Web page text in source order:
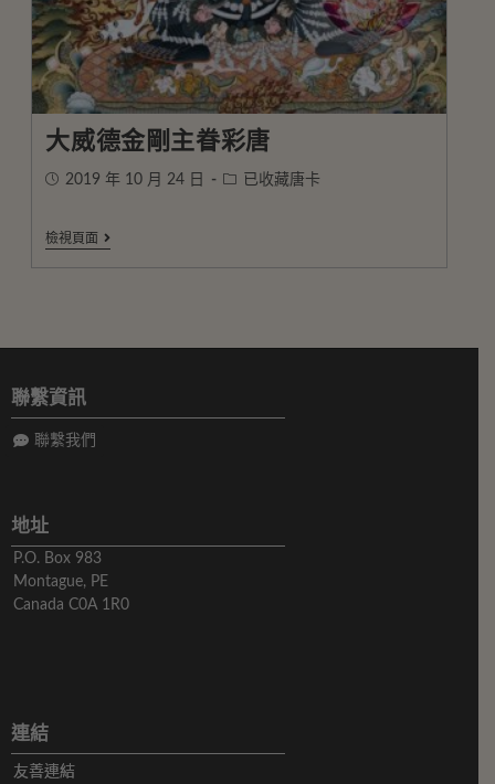
大威德金剛主眷彩唐
2019 年 10 月 24 日 已收藏唐卡
檢視頁面
聯繫資訊
聯繫我們
地址
P.O. Box 983
Montague, PE
Canada C0A 1R0
連結
友善連結